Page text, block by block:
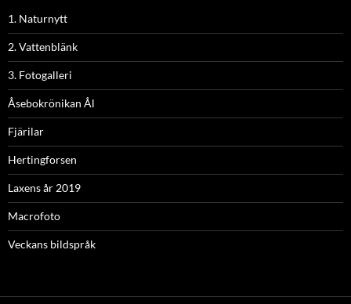
1. Naturnytt
2. Vattenblänk
3. Fotogalleri
Åsebokrönikan Ål
Fjärilar
Hertingforsen
Laxens år 2019
Macrofoto
Veckans bildspråk